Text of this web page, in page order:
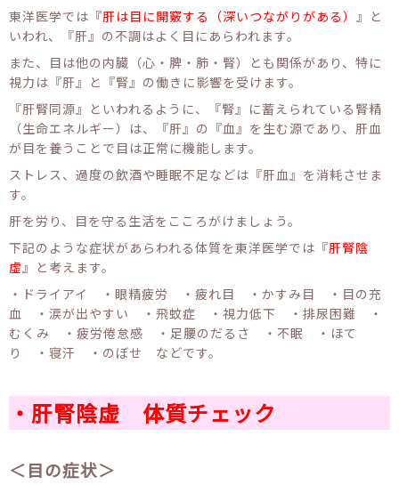
東洋医学では『肝は目に開竅する（深いつながりがある）
』と
いわれ、『肝』の不調はよく目にあらわれます。
また、目は他の内臓（心・脾・肺・腎）とも関係があり、特に
視力は『肝』と『腎』の働きに影響を受けます。
『肝腎同源』といわれるように、『腎』に蓄えられている腎精
（生命エネルギー）は、『肝』の『血』を生む源であり、肝血
が目を養うことで目は正常に機能します。
ストレス、過度の飲酒や睡眠不足などは『肝血』を消耗させま
す。
肝を労り、目を守る生活をこころがけましょう。
下記のような症状があらわれる体質を東洋医学では『肝腎陰
虚 』と考えます。
・ドライアイ ・眼精疲労 ・疲れ目 ・かすみ目 ・目の充
血 ・涙が出やすい ・飛蚊症 ・視力低下 ・排尿困難 ・
むくみ ・疲労倦怠感 ・足腰のだるさ ・不眠 ・ほて
り ・寝汗 ・のぼせ などです。
・肝腎陰虚 体質チェック
＜目の症状＞